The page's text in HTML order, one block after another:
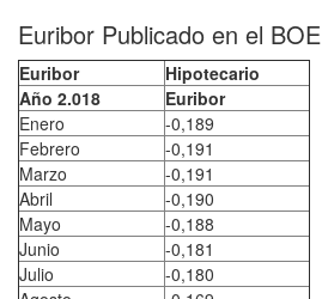
Euribor Publicado en el BOE
Euribor
Hipotecario
Año 2.018
Euribor
Enero
-0,189
Febrero
-0,191
Marzo
-0,191
Abril
-0,190
Mayo
-0,188
Junio
-0,181
Julio
-0,180